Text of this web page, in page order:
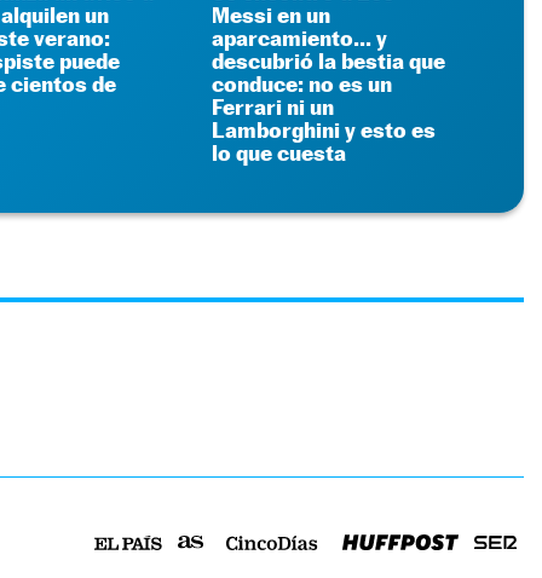
un
verano:
puede
cientos de
Messi en un
aparcamiento... y
descubrió la bestia que
conduce: no es un
Ferrari ni un
Lamborghini y esto es
lo que cuesta